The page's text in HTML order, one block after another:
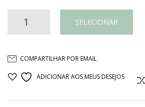
Guardanapo
cáqui
SELECIONAR
COMPARTILHAR POR EMAIL
ADICIONAR AOS MEUS DESEJOS